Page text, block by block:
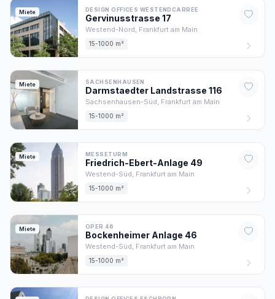
Miete DESIGN OFFICES WESTENDCARREE
Gervinusstrasse 17
Westend-Nord, Frankfurt am Main
15-1000 m²
Miete SACHSENHAUSEN
Darmstaedter Landstrasse 116
Sachsenhausen-Süd, Frankfurt am Main
15-1000 m²
Miete MESSETURM
Friedrich-Ebert-Anlage 49
Westend-Süd, Frankfurt am Main
15-1000 m²
Miete OPER 46
Bockenheimer Anlage 46
Westend-Süd, Frankfurt am Main
15-1000 m²